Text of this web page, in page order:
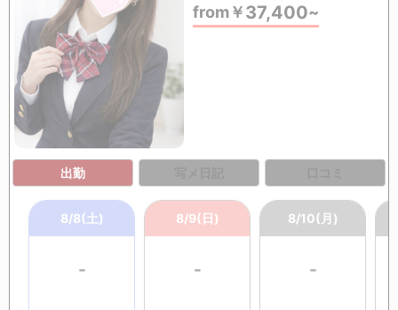
from￥37,400~
出勤
8/8(土)
-
8/9(日)
-
8/10(月)
-